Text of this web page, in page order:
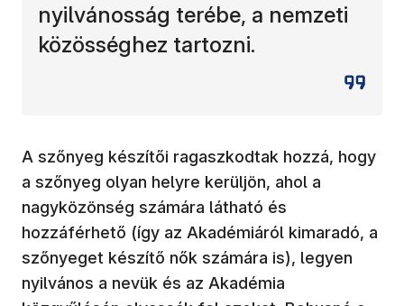
nyilvánosság terébe, a nemzeti
közösséghez tartozni.
A szőnyeg készítői ragaszkodtak hozzá, hogy
a szőnyeg olyan helyre kerüljön, ahol a
nagyközönség számára látható és
hozzáférhető (így az Akadémiáról kimaradó, a
szőnyeget készítő nők számára is), legyen
nyilvános a nevük és az Akadémia